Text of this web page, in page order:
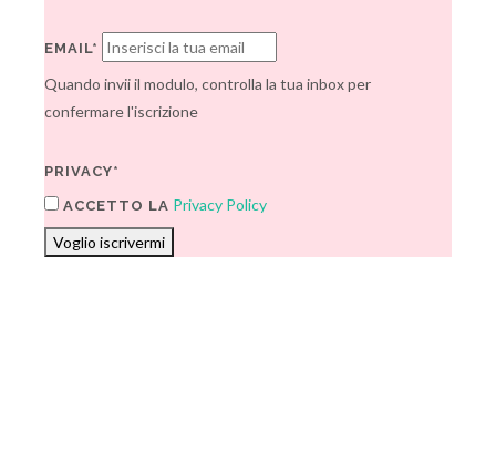
EMAIL*
Quando invii il modulo, controlla la tua inbox per
confermare l'iscrizione
PRIVACY*
ACCETTO LA Privacy Policy
Voglio iscrivermi